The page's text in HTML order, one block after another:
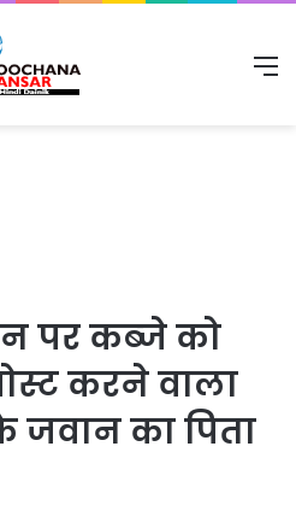
पर कब्‍जे को
करने वाला
जवान का पिता